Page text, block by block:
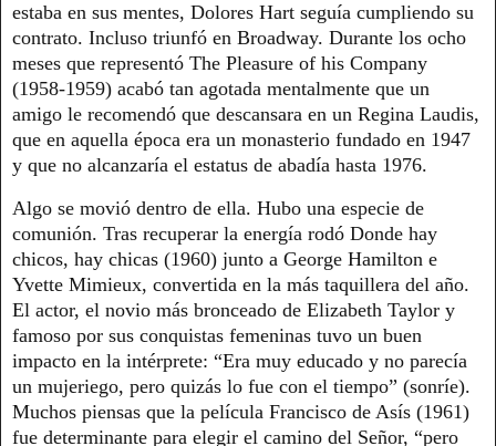
estaba en sus mentes, Dolores Hart seguía cumpliendo su
contrato. Incluso triunfó en Broadway. Durante los ocho
meses que representó The Pleasure of his Company
(1958-1959) acabó tan agotada mentalmente que un
amigo le recomendó que descansara en un Regina Laudis,
que en aquella época era un monasterio fundado en 1947
y que no alcanzaría el estatus de abadía hasta 1976.
Algo se movió dentro de ella. Hubo una especie de
comunión. Tras recuperar la energía rodó Donde hay
chicos, hay chicas (1960) junto a George Hamilton e
Yvette Mimieux, convertida en la más taquillera del año.
El actor, el novio más bronceado de Elizabeth Taylor y
famoso por sus conquistas femeninas tuvo un buen
impacto en la intérprete: “Era muy educado y no parecía
un mujeriego, pero quizás lo fue con el tiempo” (sonríe).
Muchos piensas que la película Francisco de Asís (1961)
fue determinante para elegir el camino del Señor, “pero